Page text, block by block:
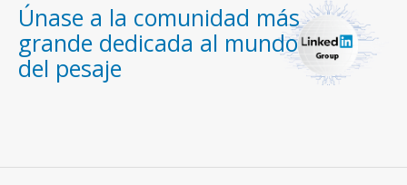
Únase a la comunidad más
grande dedicada al mundo
del pesaje